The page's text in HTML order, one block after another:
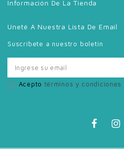
Información De La Tienda
Uneté A Nuestra Lista De Email
Suscríbete a nuestro boletín
Acepto términos y condiciones